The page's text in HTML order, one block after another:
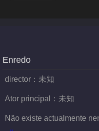
Enredo
director： 未知
Ator principal： 未知
Não existe actualmente